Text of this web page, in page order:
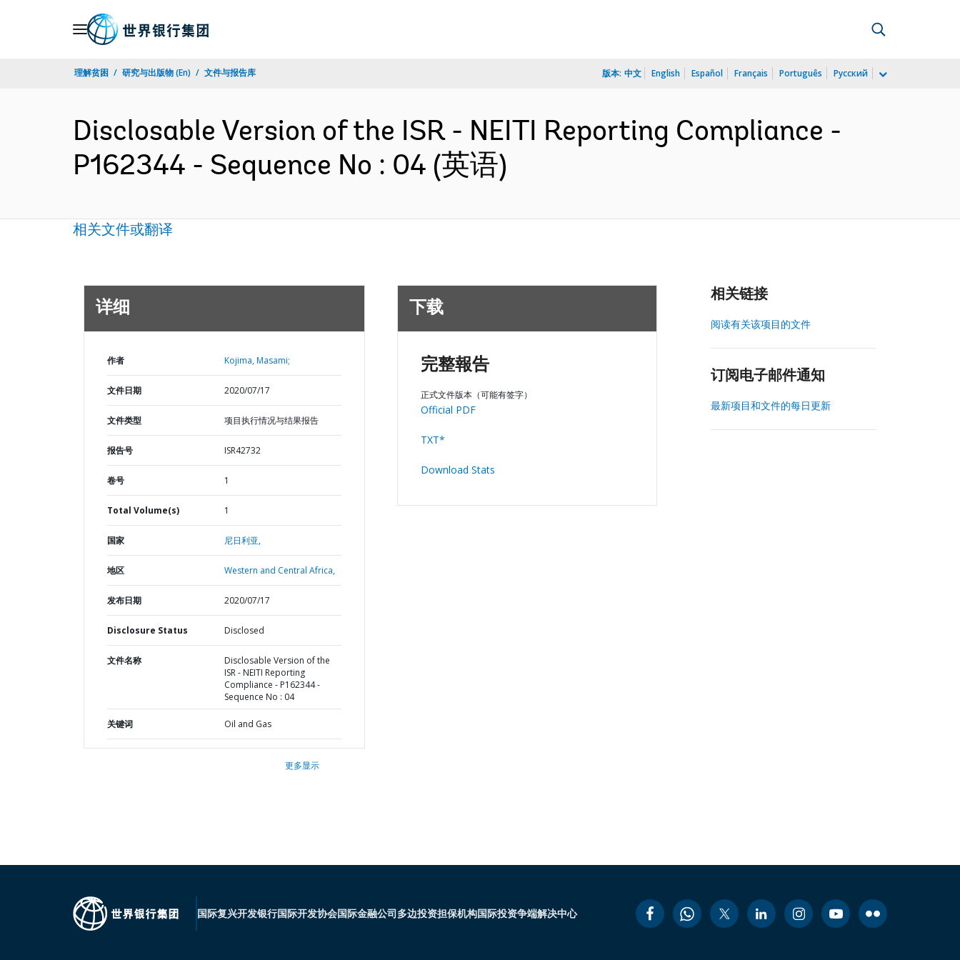
理解贫困 研究与出版物 (En) 文件与报告库 版本: 中文 English Español Français Português Русский
Disclosable Version of the ISR - NEITI Reporting Compliance -
P162344 - Sequence No : 04 (英语)
相关文件或翻译
详细
作者 Kojima, Masami;
文件日期 2020/07/17
文件类型 项目执行情况与结果报告
报告号 ISR42732
卷号 1
Total Volume(s) 1
国家 尼日利亚,
地区 Western and Central Africa,
发布日期 2020/07/17
Disclosure Status Disclosed
文件名称
Disclosable Version of the
ISR - NEITI Reporting
Compliance - P162344 -
Sequence No : 04
关键词 Oil and Gas
更多显示
下载
完整報告
正式文件版本（可能有签字）
Official PDF
TXT*
Download Stats
相关链接
阅读有关该项目的文件
订阅电子邮件通知
最新项目和文件的每日更新
国际复兴开发银行国际开发协会国际金融公司多边投资担保机构国际投资争端解决中心